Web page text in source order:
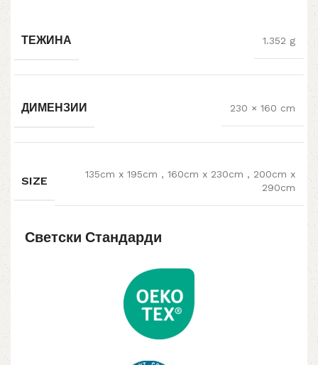
ТЕЖИНА 1.352 g
ДИМЕНЗИИ 230 × 160 cm
SIZE 135cm x 195cm , 160cm x 230cm , 200cm x
290cm
Светски Стандарди